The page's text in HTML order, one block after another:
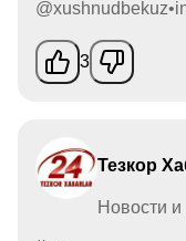
3
Тезкор
Новости